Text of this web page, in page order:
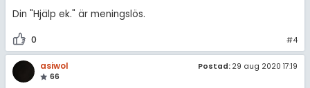
Din "Hjälp ek." är meningslös.
0 #4
asiwol
66
Postad: 29 aug 2020 17:19